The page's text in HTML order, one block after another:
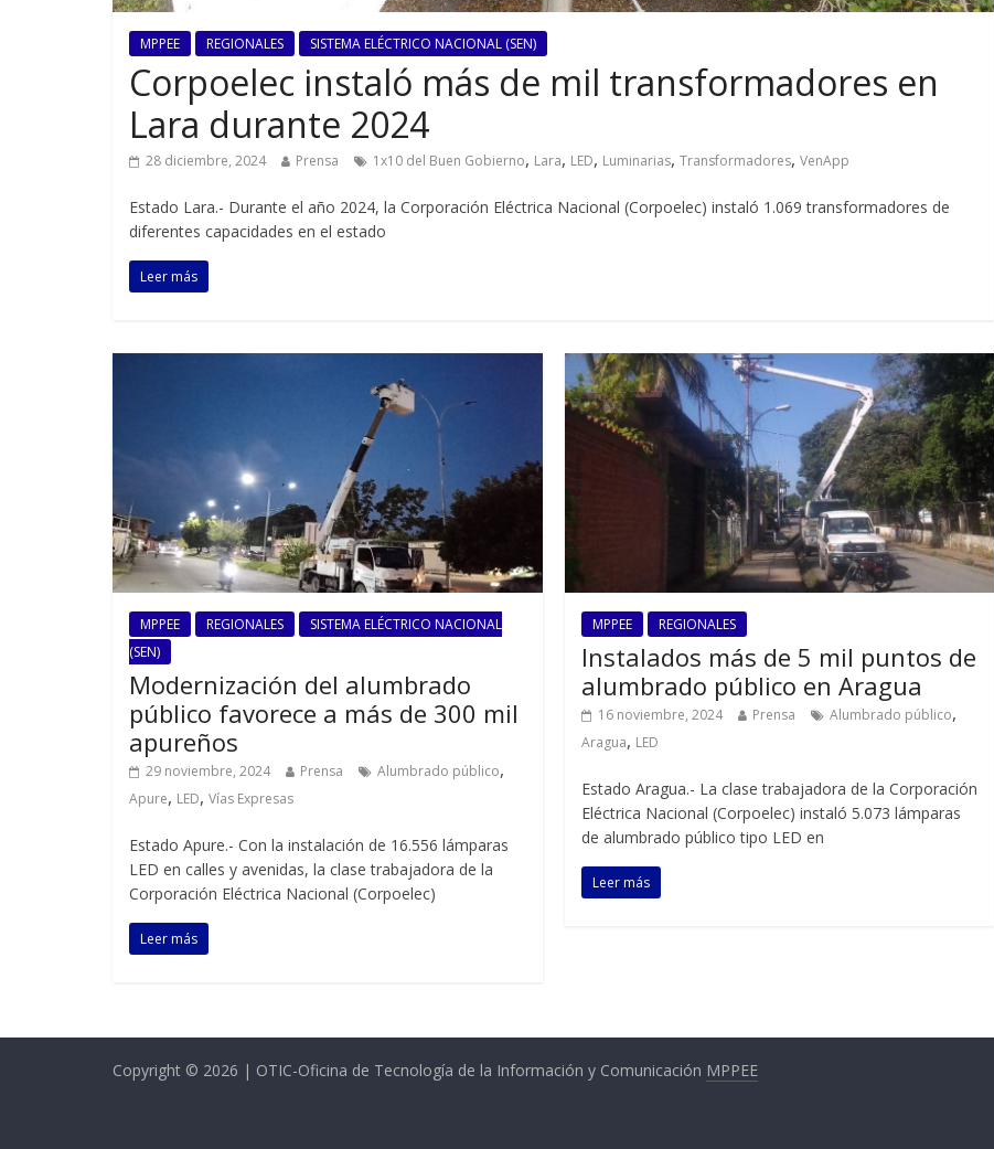
MPPEE REGIONALES SISTEMA ELÉCTRICO NACIONAL (SEN)
Corpoelec instaló más de mil transformadores en
Lara durante 2024
28 diciembre, 2024 Prensa 1x10 del Buen Gobierno, Lara, LED, Luminarias, Transformadores, VenApp
Estado Lara.- Durante el año 2024, la Corporación Eléctrica Nacional (Corpoelec) instaló 1.069 transformadores de
diferentes capacidades en el estado
Leer más
MPPEE REGIONALES
SISTEMA ELÉCTRICO NACIONAL
(SEN)
Modernización del alumbrado
público favorece a más de 300 mil
apureños
29 noviembre, 2024 Prensa Alumbrado público,
Apure, LED, Vías Expresas
Estado Apure.- Con la instalación de 16.556 lámparas
LED en calles y avenidas, la clase trabajadora de la
Corporación Eléctrica Nacional (Corpoelec)
Leer más
MPPEE REGIONALES
Instalados más de 5 mil puntos de
alumbrado público en Aragua
16 noviembre, 2024 Prensa Alumbrado público,
Aragua, LED
Estado Aragua.- La clase trabajadora de la Corporación
Eléctrica Nacional (Corpoelec) instaló 5.073 lámparas
de alumbrado público tipo LED en
Leer más
Copyright © 2026 | OTIC-Oficina de Tecnología de la Información y Comunicación MPPEE